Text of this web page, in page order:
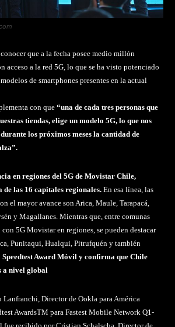
que a la fecha posee medio millón
acceso a la red 5G, lo que se ha visto potenciado
de smartphones presentes en la actual
con que “una de cada tres personas que
tiendas, elige un modelo 5G, lo que nos
los próximos meses la cantidad de
en regiones del 5G de Movistar Chile,
las 16 capitales regionales. En esa línea, las
el mayor avance son Arica, Maule, Tarapacá,
y Magallanes. Mientras que, entre comunas
5G Movistar en regiones, se pueden destacar
Punitaqui, Hualqui, Pitrufquén y también
Award Móvil y confirma que Chile
a nivel global
Lanfranchi, Director de Ookla para América
AwardsTM para Fastest Mobile Network Q1-